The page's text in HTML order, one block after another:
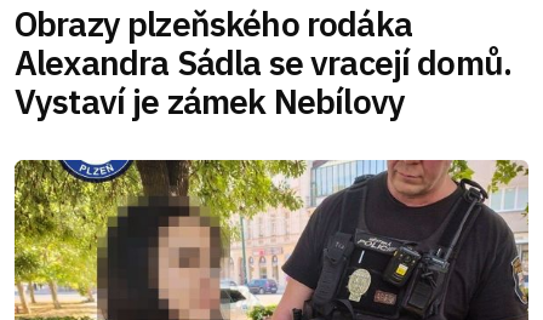
Obrazy plzeňského rodáka
Alexandra Sádla se vracejí domů.
Vystaví je zámek Nebílovy